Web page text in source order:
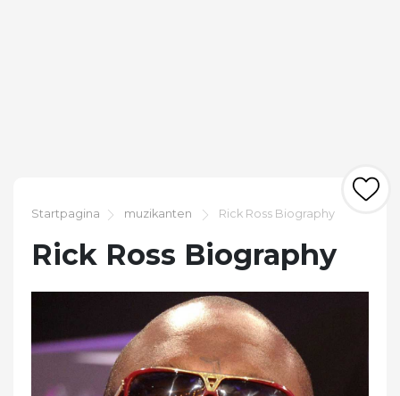
Startpagina muzikanten Rick Ross Biography
Rick Ross Biography